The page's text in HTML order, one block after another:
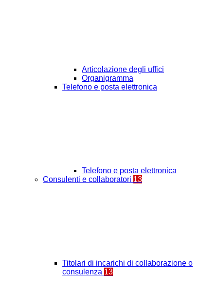
Articolazione degli uffici
Organigramma
Telefono e posta elettronica
Telefono e posta elettronica
Consulenti e collaboratori 13
Titolari di incarichi di collaborazione o
consulenza 13